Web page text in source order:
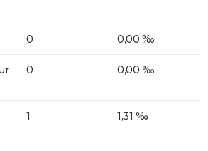
0 0,00 ‰
0 0,00 ‰
1 1,31 ‰